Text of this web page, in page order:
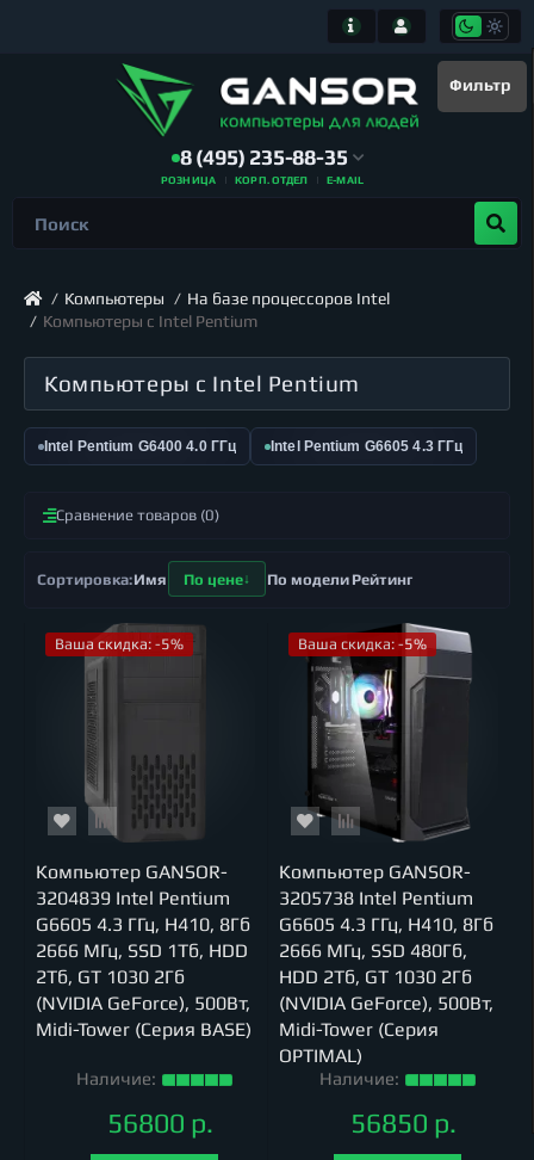
Фильтр
8 (495) 235-88-35
РОЗНИЦА КОРП. ОТДЕЛ E-MAIL
Компьютеры
На базе процессоров Intel
Компьютеры с Intel Pentium
Компьютеры с Intel Pentium
Intel Pentium G6400 4.0 ГГц Intel Pentium G6605 4.3 ГГц
Сравнение товаров (0)
Имя По цене По модели Рейтинг
Ваша скидка: -5%
Компьютер GANSOR-
3204839 Intel Pentium
G6605 4.3 ГГц, H410, 8Гб
2666 МГц, SSD 1Тб, HDD
2Тб, GT 1030 2Гб
(NVIDIA GeForce), 500Вт,
Midi-Tower (Серия BASE)
Наличие:
56800 р.
Ваша скидка: -5%
Компьютер GANSOR-
3205738 Intel Pentium
G6605 4.3 ГГц, H410, 8Гб
2666 МГц, SSD 480Гб,
HDD 2Тб, GT 1030 2Гб
(NVIDIA GeForce), 500Вт,
Midi-Tower (Серия
OPTIMAL)
Наличие:
56850 р.